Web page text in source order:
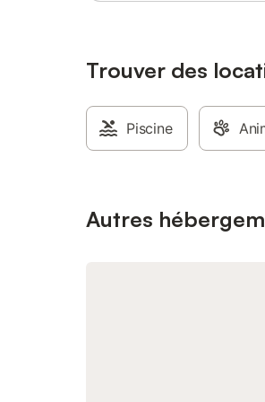
Trouver des
Piscine
Autres